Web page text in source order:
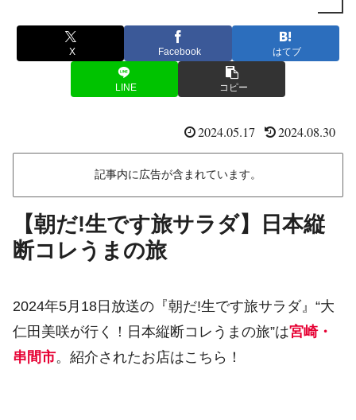
X Facebook はてブ
LINE コピー
2024.05.17 2024.08.30
記事内に広告が含まれています。
【朝だ!生です旅サラダ】日本縦
断コレうまの旅
2024年5月18日放送の『朝だ!生です旅サラダ』“大
仁田美咲が行く！日本縦断コレうまの旅”は宮崎・
串間市。紹介されたお店はこちら！